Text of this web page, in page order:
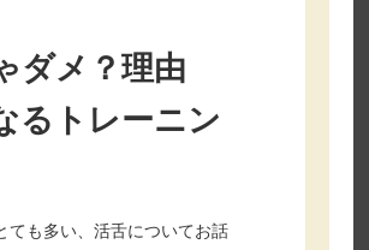
ダメ？理由
るトレーニン
ても多い、活舌についてお話